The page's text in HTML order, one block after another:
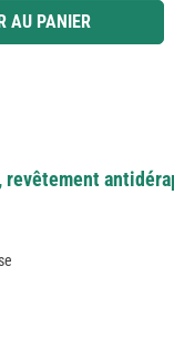
les boutons pour
AU PANIER